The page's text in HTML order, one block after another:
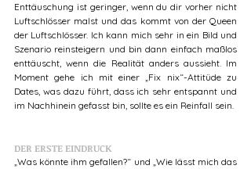
Enttäuschung ist geringer, wenn du dir vorher nicht
Luftschlösser malst und das kommt von der Queen
der Luftschlösser. Ich kann mich sehr in ein Bild und
Szenario reinsteigern und bin dann einfach maßlos
enttäuscht, wenn die Realität anders aussieht. Im
Moment gehe ich mit einer „Fix nix“-Attitüde zu
Dates, was dazu führt, dass ich sehr entspannt und
DER ERSTE EINDRUCK
„Was könnte ihm gefallen?“ und „Wie lässt mich das